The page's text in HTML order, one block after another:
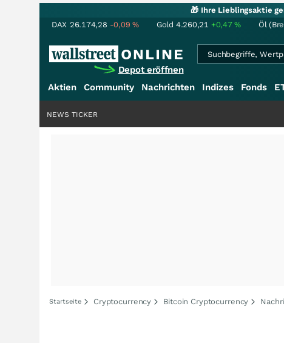
🎁 Ihre Lieblingsaktie
DAX 26.174,28 -0,09% Gold 4.260,21 +0,47% Öl
Depot eröffnen
Aktien Community Nachrichten Indizes Fonds
NEWS TICKER
Startseite Cryptocurrency Bitcoin Cryptocurrency